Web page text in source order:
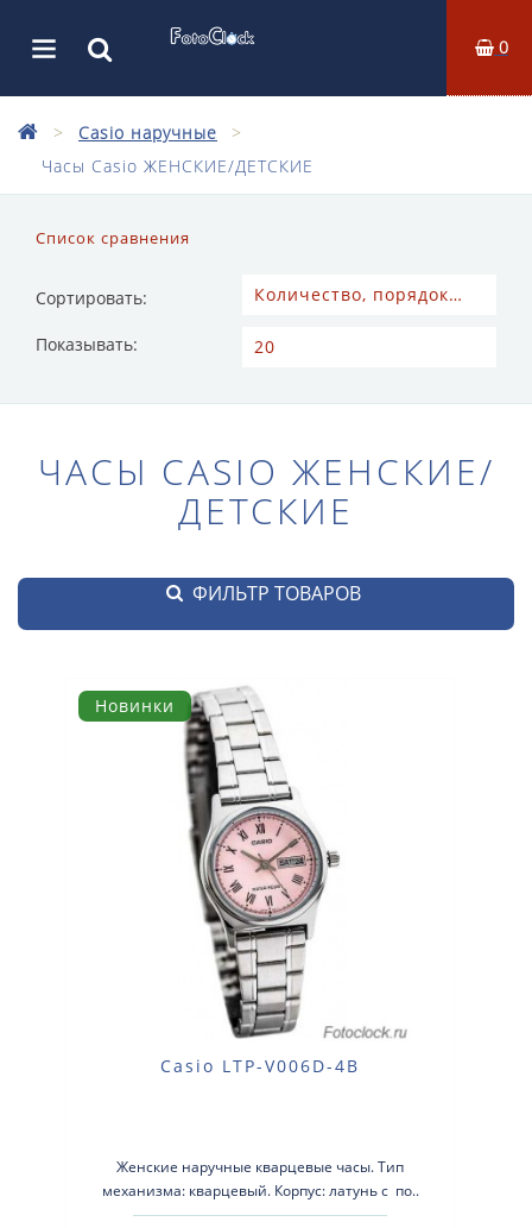
0
Casio наручные
Часы Casio ЖЕНСКИЕ/ДЕТСКИЕ
Список сравнения
Сортировать:
Показывать:
ЧАСЫ CASIO ЖЕНСКИЕ/
ДЕТСКИЕ
ФИЛЬТР ТОВАРОВ
Новинки
Casio LTP-V006D-4B
Женские наручные кварцевые часы. Тип
механизма: кварцевый. Корпус: латунь с по..